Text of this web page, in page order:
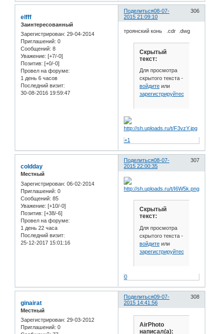
Поделиться 306
08-07-
2015 21:09:10
elfff
Заинтересованный
Зарегистрирован: 29-04-2014
Приглашений: 0
Сообщений: 8
Уважение: [+7/-0]
Позитив: [+0/-0]
Провел на форуме:
1 день 6 часов
Последний визит:
30-08-2016 19:59:47
троянский конь .cdr .dwg
Скрытый
текст:
Для просмотра
скрытого текста -
войдитеили
зарегистрируйтесь
+1
Поделиться 307
08-07-
2015 22:00:35
coldday
Местный
Зарегистрирован: 06-02-2014
Приглашений: 0
Сообщений: 85
Уважение: [+10/-0]
Позитив: [+38/-6]
Провел на форуме:
1 день 22 часа
Последний визит:
25-12-2017 15:01:16
Скрытый
текст:
Для просмотра
скрытого текста -
войдитеили
зарегистрируйтесь
0
Поделиться 308
09-07-
2015 14:41:56
ginairat
Местный
Зарегистрирован: 29-03-2012
Приглашений: 0
AirPhoto
написал(а):